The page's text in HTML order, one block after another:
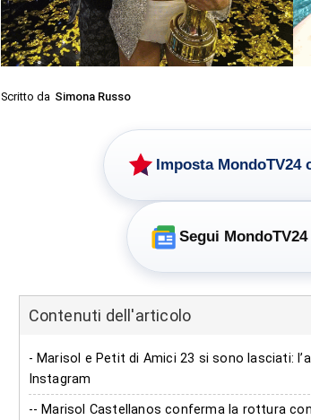
Scritto da Simona Russo
Imposta MondoTV24
Segui
Contenuti dell'articolo
- Marisol e Petit di Amici 23 si sono lasciati:
Instagram
-- Marisol Castellanos conferma la rottura